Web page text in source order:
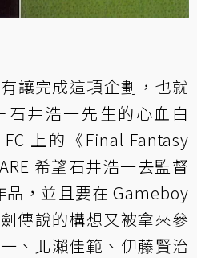
讓完成這項企劃，也就
井浩一先生的心血白
上的《Final Fantasy
希望石井浩一去監督
品，並且要在 Gameboy
傳說的構想又被拿來參
、北瀨佳範、伊藤賢治